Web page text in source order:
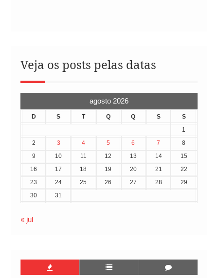
Veja os posts pelas datas
agosto 2026
D S T Q Q S
S
1
2
3 4 5 6 7
8
9
10 11 12 13 14
15
16
17 18 19 20 21
22
23
24 25 26 27 28
29
30
31
« jul